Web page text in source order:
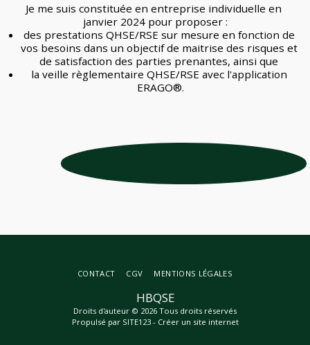
Je me suis constituée en entreprise individuelle en
janvier 2024 pour proposer :
des prestations QHSE/RSE sur mesure en fonction de
vos besoins dans un objectif de maitrise des risques et
de satisfaction des parties prenantes, ainsi que
la veille règlementaire QHSE/RSE avec l'application
ERAGO®.
HBQSE
Droits d'auteur © 2026 Tous droits réservés
Propulsé par SITE123- Créer un site internet
CONTACT CGV MENTIONS LÉGALES